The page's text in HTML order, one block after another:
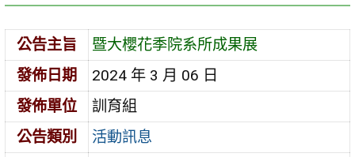
公告主旨
暨大櫻花季院系所成果展
發佈日期
2024 年 3 月 06 日
發佈單位
訓育組
公告類別
活動訊息